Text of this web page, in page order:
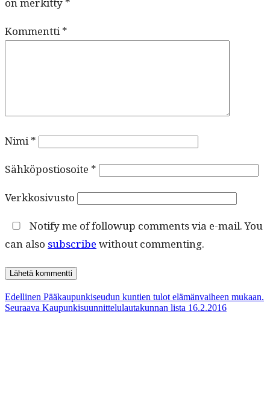
on merkitty *
Kommentti*
Nimi*
Sähköpostiosoite *
Verkkosivusto
Notify me of followup comments via e-mail. You
can also subscribe without commenting.
Artikkelien
Edellinen Edellinen
artikkeli:
Pääkaupunkiseudun kuntien tulot elämänvaiheen mukaan.
Seuraava Seuraava
Kaupunkisuunnittelulautakunnan lista 16.2.2016